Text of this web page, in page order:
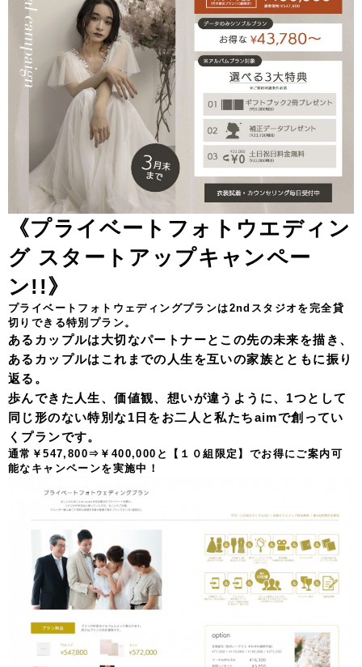
《プライベートフォトウエディン
グ スタートアップキャンペー
ン!!》
プライベートフォトウェディングプランは2ndスタジオを完全貸
切りできる特別プラン。
あるカップルは大切なパートナーとこの先の未来を描き、
あるカップルはこれまでの人生を互いの家族とともに振り
返る。
歩んできた人生、価値観、想いが違うように、1つとして
同じ形のない特別な1日をお二人と私たちaimで創ってい
くプランです。
通常￥547,800⇒￥400,000と【１０組限定】でお得にご案内可
能なキャンペーンを実施中！